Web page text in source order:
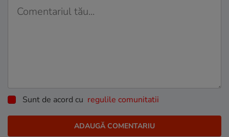
Sunt de acord cu regulile comunitatii